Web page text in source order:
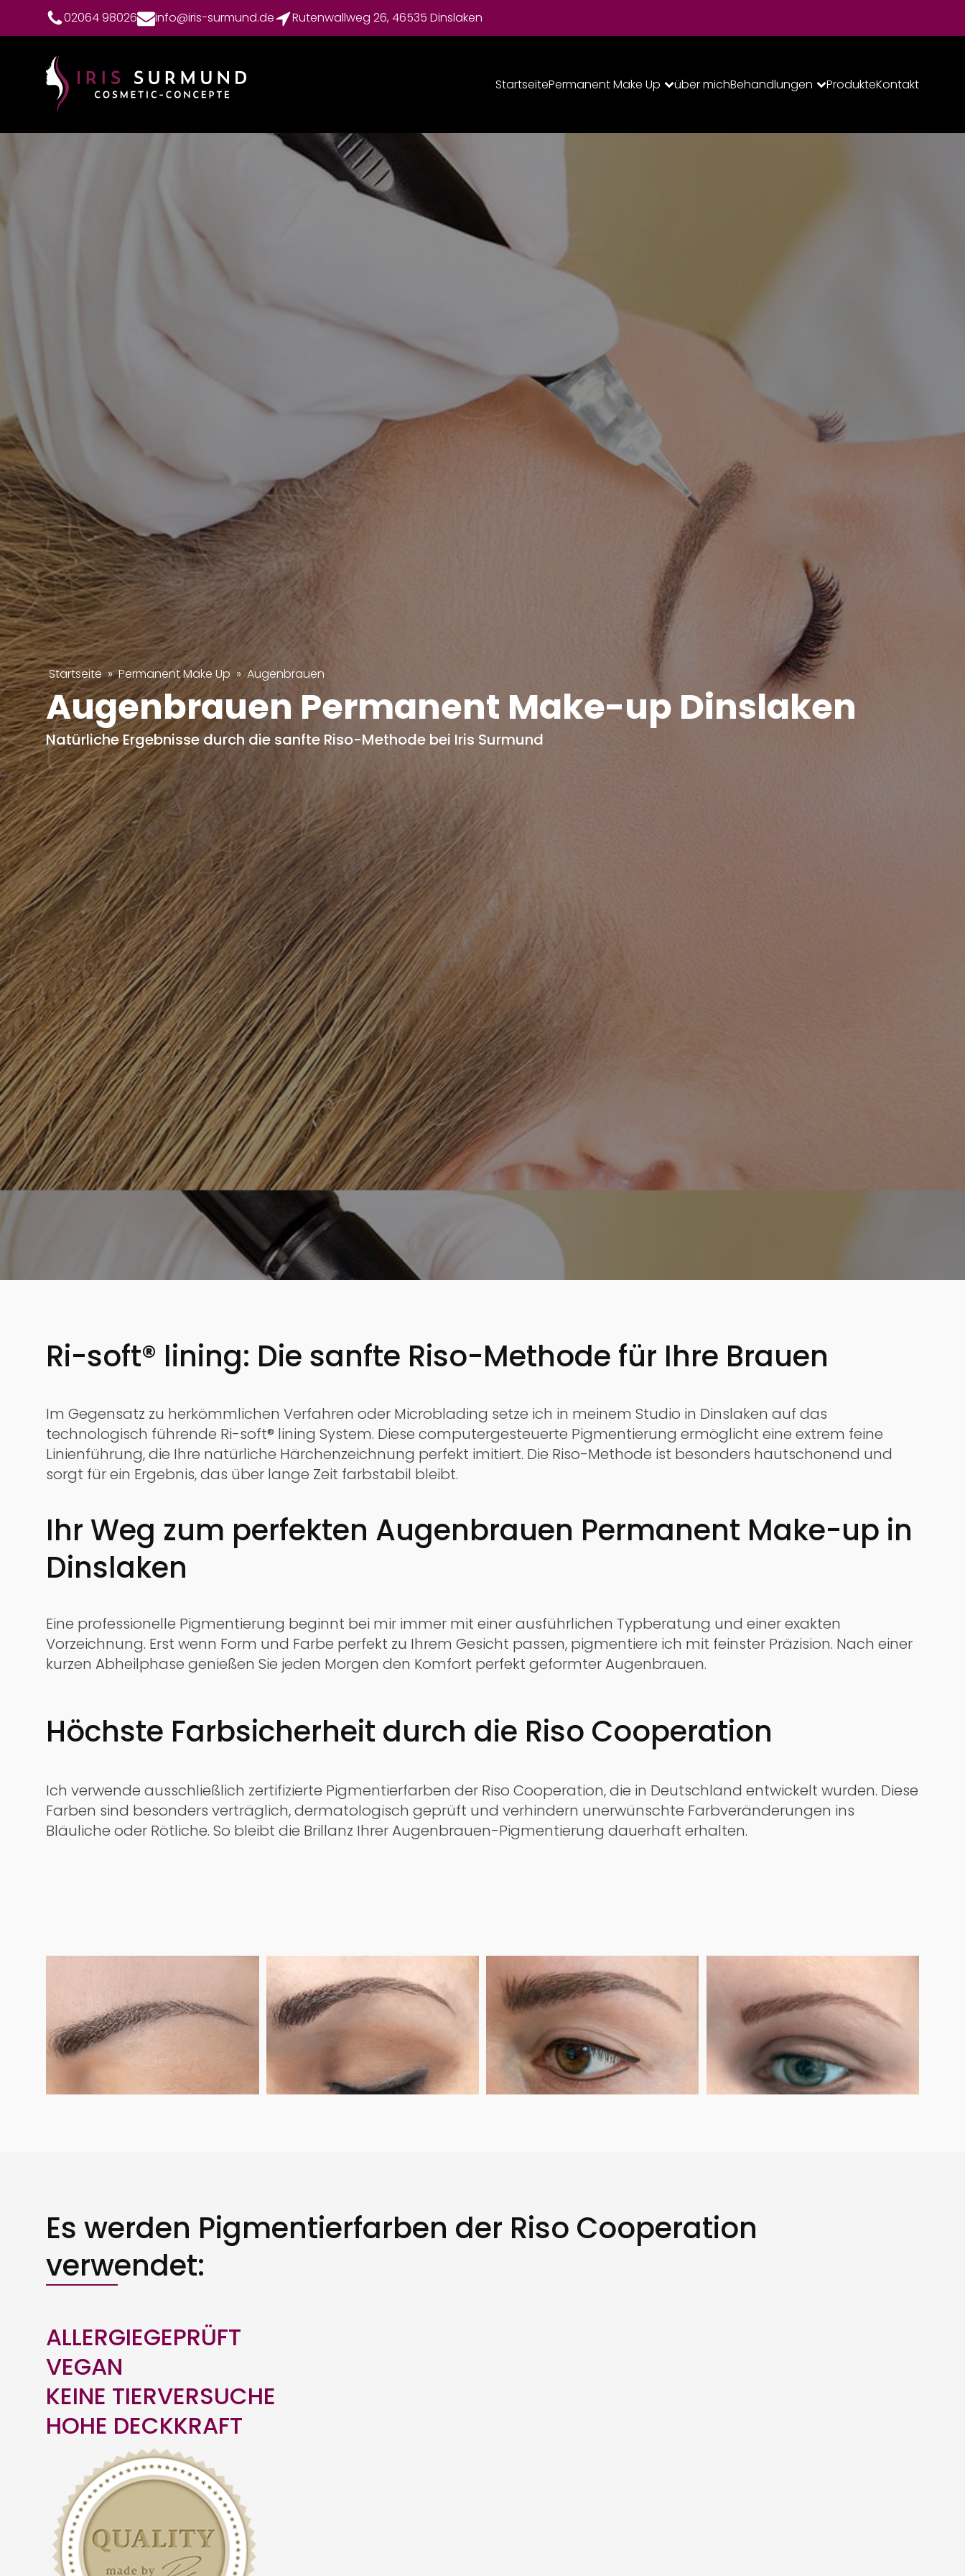
02064 98026 info@iris-surmund.de Rutenwallweg 26, 46535 Dinslaken
StartseitePermanent Make Up über michBehandlungen ProdukteKontakt
Startseite » Permanent Make Up » Augenbrauen
Augenbrauen Permanent Make-up Dinslaken
Natürliche Ergebnisse durch die sanfte Riso-Methode bei Iris Surmund
Ri-soft® lining: Die sanfte Riso-Methode für Ihre Brauen
Im Gegensatz zu herkömmlichen Verfahren oder Microblading setze ich in meinem Studio in Dinslaken auf das
technologisch führende Ri-soft® lining System. Diese computergesteuerte Pigmentierung ermöglicht eine extrem feine
Linienführung, die Ihre natürliche Härchenzeichnung perfekt imitiert. Die Riso-Methode ist besonders hautschonend und
sorgt für ein Ergebnis, das über lange Zeit farbstabil bleibt.
Ihr Weg zum perfekten Augenbrauen Permanent Make-up in
Dinslaken
Eine professionelle Pigmentierung beginnt bei mir immer mit einer ausführlichen Typberatung und einer exakten
Vorzeichnung. Erst wenn Form und Farbe perfekt zu Ihrem Gesicht passen, pigmentiere ich mit feinster Präzision. Nach einer
kurzen Abheilphase genießen Sie jeden Morgen den Komfort perfekt geformter Augenbrauen.
Höchste Farbsicherheit durch die Riso Cooperation
Ich verwende ausschließlich zertifizierte Pigmentierfarben der Riso Cooperation, die in Deutschland entwickelt wurden. Diese
Farben sind besonders verträglich, dermatologisch geprüft und verhindern unerwünschte Farbveränderungen ins
Bläuliche oder Rötliche. So bleibt die Brillanz Ihrer Augenbrauen-Pigmentierung dauerhaft erhalten.
Es werden Pigmentierfarben der Riso Cooperation
verwendet:
ALLERGIEGEPRÜFT
VEGAN
KEINE TIERVERSUCHE
HOHE DECKKRAFT